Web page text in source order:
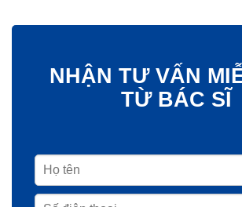
NHẬN TƯ VẤN
TỪ BÁC SĨ